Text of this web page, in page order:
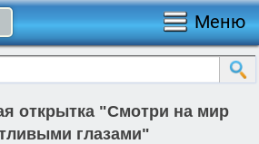
Меню
открытка "Смотри на мир
глазами"